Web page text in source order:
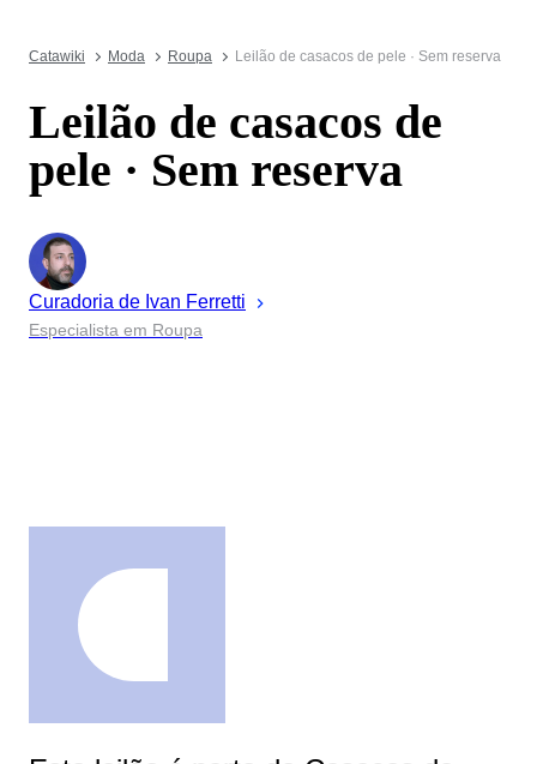
Catawiki Moda Roupa Leilão de casacos de pele · Sem reserva
Leilão de casacos de
pele · Sem reserva
Curadoria de Ivan Ferretti
Especialista em Roupa